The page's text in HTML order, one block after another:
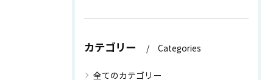
カテゴリー Categories
全てのカテゴリー